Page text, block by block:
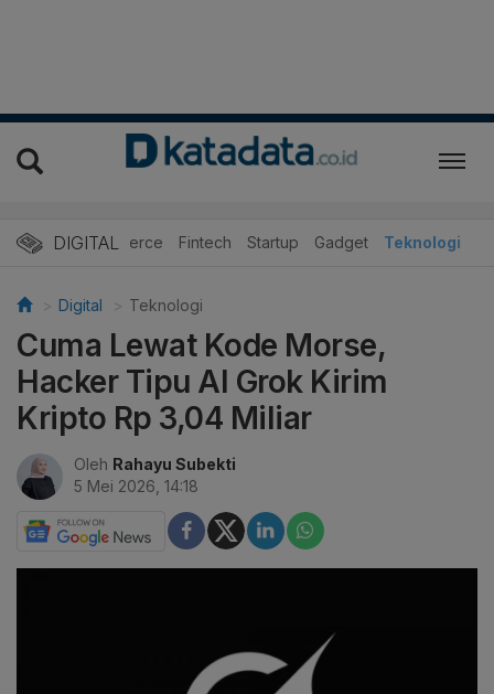
DIGITAL
E-Commerce Fintech Startup Gadget Teknologi
Digital Teknologi
Cuma Lewat Kode Morse,
Hacker Tipu AI Grok Kirim
Kripto Rp 3,04 Miliar
Oleh Rahayu Subekti
5 Mei 2026, 14:18